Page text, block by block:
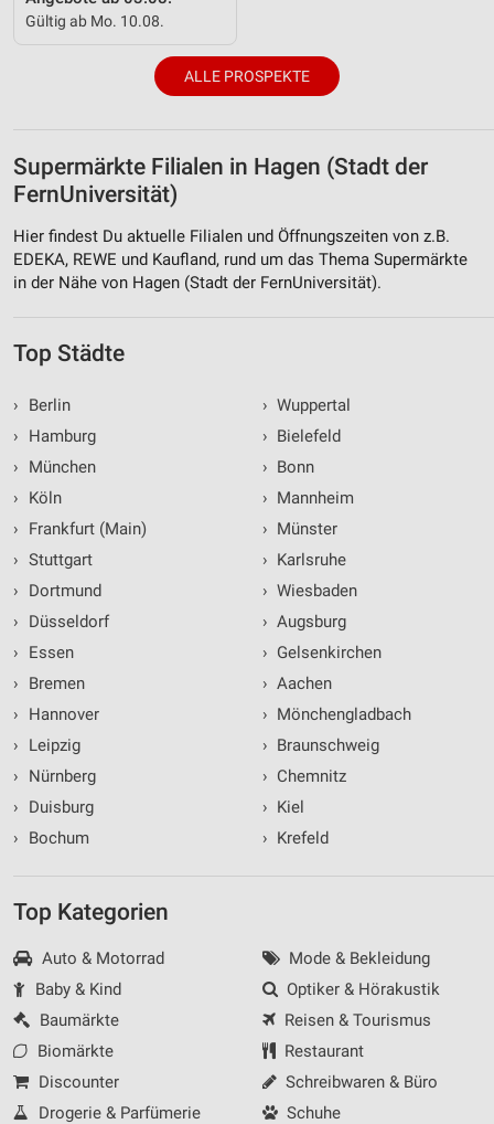
Gültig ab Mo. 10.08.
ALLE PROSPEKTE
Supermärkte Filialen in Hagen (Stadt der
FernUniversität)
Hier findest Du aktuelle Filialen und Öffnungszeiten von z.B.
EDEKA, REWE und Kaufland, rund um das Thema Supermärkte
in der Nähe von Hagen (Stadt der FernUniversität).
Top Städte
›
Berlin
›
Hamburg
›
München
›
Köln
›
Frankfurt (Main)
› Stuttgart
›
Dortmund
›
Düsseldorf
›
Essen
›
Bremen
›
Hannover
›
Leipzig
›
Nürnberg
›
Duisburg
›
Bochum
› Wuppertal
› Bielefeld
› Bonn
› Mannheim
› Münster
› Karlsruhe
› Wiesbaden
› Augsburg
› Gelsenkirchen
› Aachen
› Mönchengladbach
› Braunschweig
› Chemnitz
› Kiel
› Krefeld
Top Kategorien
Auto & Motorrad
Baby & Kind
Baumärkte
Biomärkte
Discounter
Drogerie & Parfümerie
Mode & Bekleidung
Optiker & Hörakustik
Reisen & Tourismus
Restaurant
Schreibwaren & Büro
Schuhe